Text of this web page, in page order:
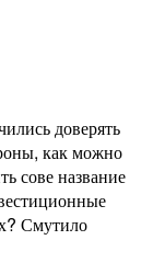
доверять
как можно
сове название
Смутило